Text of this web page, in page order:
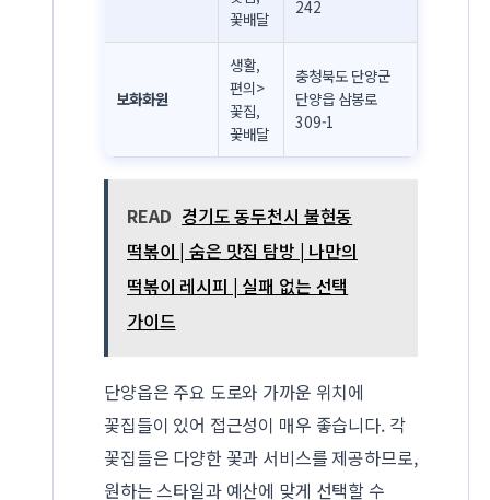
꽃배달
242
보화화원
생활,
편의>
꽃집,
꽃배달
충청북도 단양군
단양읍 삼봉로
309-1
READ 경기도 동두천시 불현동
떡볶이 | 숨은 맛집 탐방 | 나만의
떡볶이 레시피 | 실패 없는 선택
가이드
단양읍은 주요 도로와 가까운 위치에
꽃집들이 있어 접근성이 매우 좋습니다. 각
꽃집들은 다양한 꽃과 서비스를 제공하므로,
원하는 스타일과 예산에 맞게 선택할 수